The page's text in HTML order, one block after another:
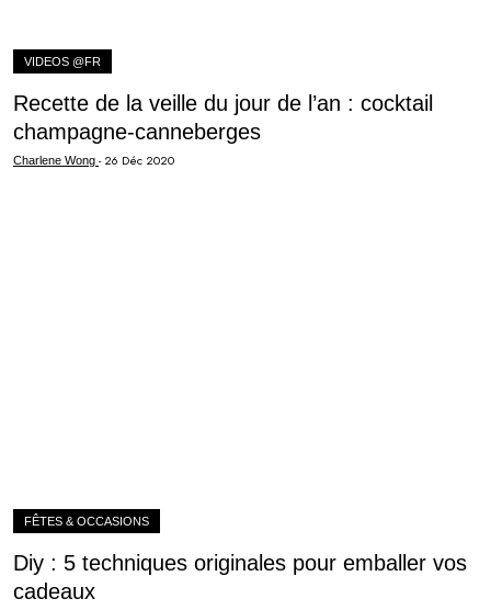
VIDEOS @FR
Recette de la veille du jour de l’an : cocktail
champagne-canneberges
Charlene Wong - 26 Déc 2020
FÊTES & OCCASIONS
Diy : 5 techniques originales pour emballer vos
cadeaux